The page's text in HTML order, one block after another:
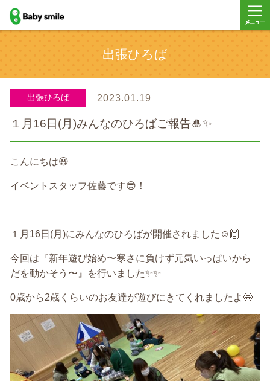
baby smile
出張ひろば
出張ひろば 2023.01.19
１月16日(月)みんなのひろばご報告🎍✨
こんにちは😃
イベントスタッフ佐藤です😎 ！
１月 16日 (月 )にみんなのひろばが開催されました ☺️🙌
今回は『新年遊び始め〜寒さに負けず元気いっぱいから
だを動かそう〜』を行いました✨✨
0歳から2歳くらいのお友達が遊びにきてくれましたよ 🤩